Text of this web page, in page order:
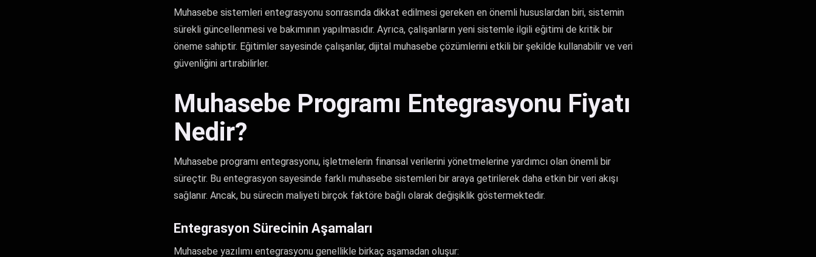
Muhasebe sistemleri entegrasyonu sonrasında dikkat edilmesi gereken en önemli hususlardan biri, sistemin
sürekli güncellenmesi ve bakımının yapılmasıdır. Ayrıca, çalışanların yeni sistemle ilgili eğitimi de kritik bir
öneme sahiptir. Eğitimler sayesinde çalışanlar, dijital muhasebe çözümlerini etkili bir şekilde kullanabilir ve veri
güvenliğini artırabilirler.
Muhasebe Programı Entegrasyonu Fiyatı
Nedir?
Muhasebe programı entegrasyonu, işletmelerin finansal verilerini yönetmelerine yardımcı olan önemli bir
süreçtir. Bu entegrasyon sayesinde farklı muhasebe sistemleri bir araya getirilerek daha etkin bir veri akışı
sağlanır. Ancak, bu sürecin maliyeti birçok faktöre bağlı olarak değişiklik göstermektedir.
Entegrasyon Sürecinin Aşamaları
Muhasebe yazılımı entegrasyonu genellikle birkaç aşamadan oluşur: